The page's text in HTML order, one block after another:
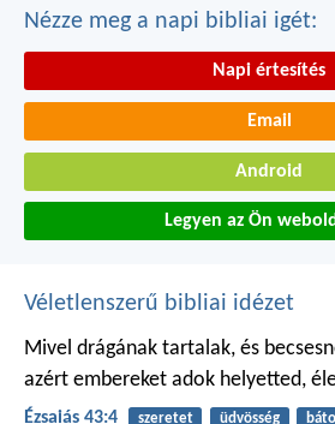
Nézze meg a napi bibliai igét:
Napi értesítés
Email
Android
Legyen az Ön
Véletlenszerű bibliai idézet
Mivel drágának tartalak, és
azért embereket adok helyetted,
Ézsaiás 43:4 szeretet üdvösség